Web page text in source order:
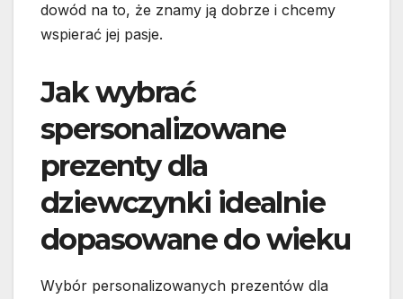
dowód na to, że znamy ją dobrze i chcemy
wspierać jej pasje.
Jak wybrać
spersonalizowane
prezenty dla
dziewczynki idealnie
dopasowane do wieku
Wybór personalizowanych prezentów dla